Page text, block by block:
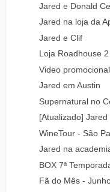
Jared e Donald
Jared na loja da
Jared e Clif
Loja Roadhouse
Video
Jared em Austin
Supernatural no
[Atualizado]
WineTour - São
Jared na
BOX 7ª
Fã do Mês -